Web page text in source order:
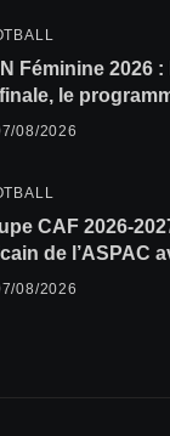
Féminine 2026
le
08/2026
CAF 2026-
de l’ASPAC
08/2026